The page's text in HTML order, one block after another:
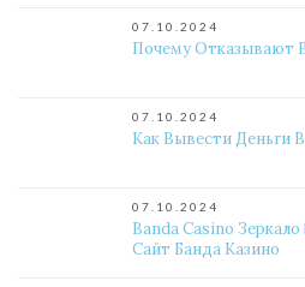
07.10.2024
Почему Отказывают
07.10.2024
Как Вывести Деньги
07.10.2024
Banda Casino
Сайт Банда Казино